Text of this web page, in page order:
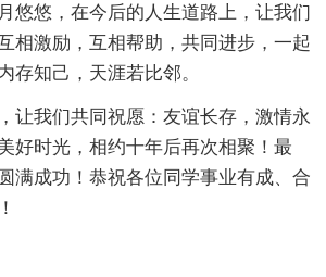
悠悠，在今后的人生道路上，让我们
相激励，互相帮助，共同进步，一起
存知己，天涯若比邻。
让我们共同祝愿：友谊长存，激情永
好时光，相约十年后再次相聚！最
满成功！恭祝各位同学事业有成、合